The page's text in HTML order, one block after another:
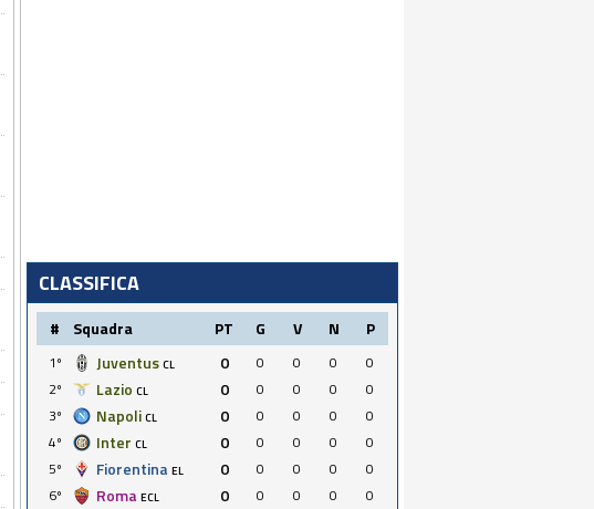
CLASSIFICA
# Squadra PT G V N P
1º Juventus CL 0 0 0 0
0
2º
Lazio CL 0 0 0 0
0
3º
Napoli CL 0 0 0 0
0
4º
Inter CL 0 0 0 0
0
5º
Fiorentina EL 0 0 0 0
0
6º
Roma ECL 0 0 0 0
0